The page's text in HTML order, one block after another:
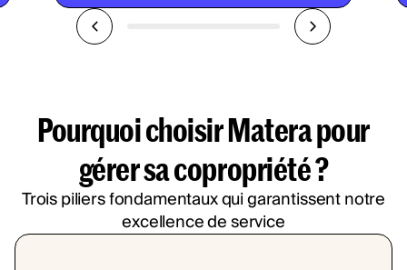
Pourquoi choisir Matera pour
gérer sa copropriété ?
Trois piliers fondamentaux qui garantissent notre
excellence de service